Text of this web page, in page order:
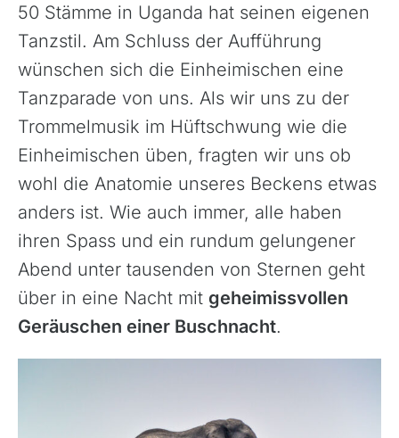
50 Stämme in Uganda hat seinen eigenen
Tanzstil. Am Schluss der Aufführung
wünschen sich die Einheimischen eine
Tanzparade von uns. Als wir uns zu der
Trommelmusik im Hüftschwung wie die
Einheimischen üben, fragten wir uns ob
wohl die Anatomie unseres Beckens etwas
anders ist. Wie auch immer, alle haben
ihren Spass und ein rundum gelungener
Abend unter tausenden von Sternen geht
über in eine Nacht mit geheimissvollen
Geräuschen einer Buschnacht.